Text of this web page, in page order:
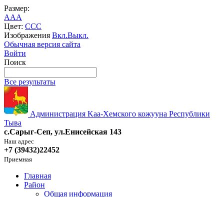
Размер:
AAA
Цвет: CCC
Изображения Вкл.Выкл.
Обычная версия сайта
Войти
Поиск
Все результаты
Администрация Kaa-Хемского кожууна Республики
Тыва
с.Сарыг-Сеп, ул.Енисейская 143
Наш адрес
+7 (39432)22452
Приемная
Главная
Район
Общая информация